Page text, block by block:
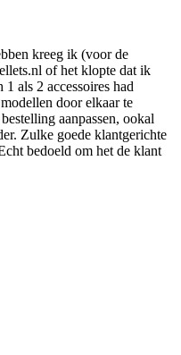
kreeg ik (voor de
of het klopte dat ik
als 2 accessoires had
door elkaar te
aanpassen, ookal
Zulke goede klantgerichte
bedoeld om het de klant